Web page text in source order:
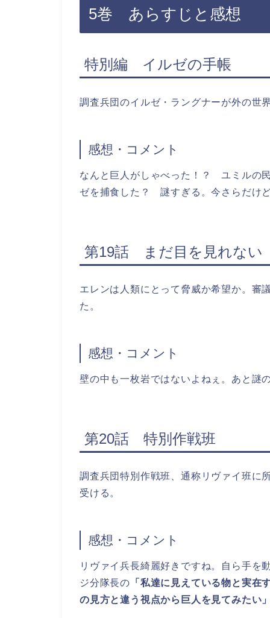
5巻 あらすじと感想
特別編 イルゼの手帳
調査兵団のイルゼ・ラングナーが外の世
感想・コメント
なんと巨人がしゃべった！？ ユミルの
ゼを捕食した？ 謎すぎる。今さらだけ
第19話 まだ目を見れない
エレンは人類にとって脅威か希望か。審
た。
感想・コメント
壁の中も一枚岩ではないよねぇ。あと謎
第20話 特別作戦班
調査兵団特別作戦班、通称リヴァイ班に
受ける。
感想・コメント
リヴァイ兵長綺麗好きですね。自ら手を
ジ分隊長の 「私達に見えている物と実在
の見方と違う視点から巨人を見てみたい